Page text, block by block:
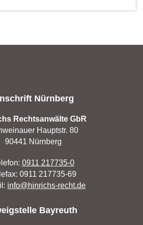
Nürnberg
Rechtsanwälte GbR
Hauptstr. 80
90441 Nürnberg
0911 217735-0
0911 217735-69
info@hinrichs-recht.de
Bayreuth